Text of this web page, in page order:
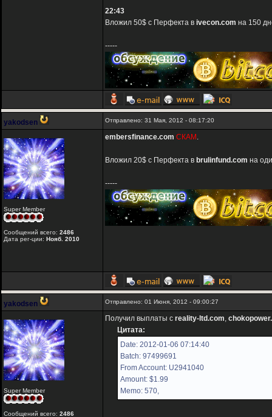
22:43
Вложил 50$ с Перфекта в ivecon.com на 150
-----
yakodsen Отправлено: 31 Мая, 2012 - 08:17:20
Super Member
Сообщений всего: 2486
Дата рег-ции: Нояб. 2010
embersfinance.com СКАМ .
Вложил 20$ с Перфекта в brulinfund.com на
-----
yakodsen Отправлено: 01 Июня, 2012 - 09:00:27
Super Member
Сообщений всего: 2486
Получил выплаты с reality-ltd.com,
Цитата:
Date: 2012-01-06 07:14:40
Batch: 97499691
From Account: U2941040
Amount: $1.99
Memo: 570,